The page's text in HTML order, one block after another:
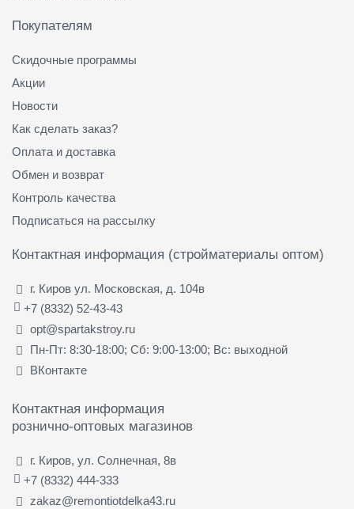
Покупателям
Скидочные программы
Акции
Новости
Как сделать заказ?
Оплата и доставка
Обмен и возврат
Контроль качества
Подписаться на рассылку
Контактная информация (стройматериалы оптом)
г. Киров ул. Московская, д. 104в
+7 (8332) 52-43-43
opt@spartakstroy.ru
Пн-Пт: 8:30-18:00; Сб: 9:00-13:00; Вс: выходной
ВКонтакте
Контактная информация
рознично-оптовых магазинов
г. Киров, ул. Солнечная, 8в
+7 (8332) 444-333
zakaz@remontiotdelka43.ru